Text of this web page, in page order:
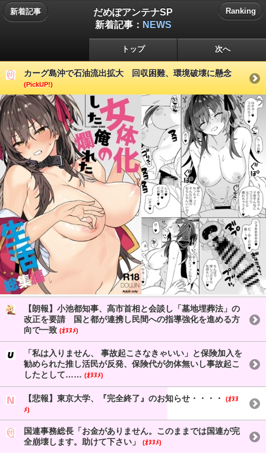
新着記事
だめぽアンテナSP
新着記事： NEWS
Ranking
トップ 次へ
カーグ島沖で石油流出拡大 回収困難、環境破壊に懸念
(PickUP!)
【朗報】小池都知事、高市首相と会談し「墓地埋葬法」の
改正を要請 国と都が連携し民間への指導強化を進める方
向で一致 (ｵﾇﾇﾒ)
「私は入りません、 事故起こさなきゃいい」と保険加入を
勧められた推し活民が反発、保険代が勿体無いし事故起こ
したとして…… (ｵﾇﾇﾒ)
【悲報】東京大学、『完全終了』のお知らせ・・・・
(ｵﾇﾇ
ﾒ)
国連事務総長「お金がありません。このままでは国連が完
全崩壊します。助けて下さい」
(ｵﾇﾇﾒ)